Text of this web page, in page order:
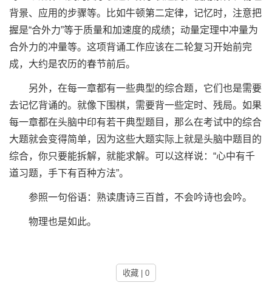
背景、应用的步骤等。比如牛顿第二定律，记忆时，注意把
握是“合外力”等于质量和加速度的成绩；动量定理中冲量为
合外力的冲量等。这项背诵工作应该在二轮复习开始前完
成，大约是农历的春节前后。
另外，在每一章都有一些典型的综合题，它们也是需要
去记忆背诵的。就像下围棋，需要背一些定时、残局。如果
每一章都在头脑中印有若干典型题目，那么在考试中的综合
大题就会变得简单，因为这些大题实际上就是头脑中题目的
综合，你只要能拆解，就能求解。可以这样说：“心中有千
道习题，手下有百种方法”。
参照一句俗语：熟读唐诗三百首，不会吟诗也会吟。
物理也是如此。
收藏 | 0